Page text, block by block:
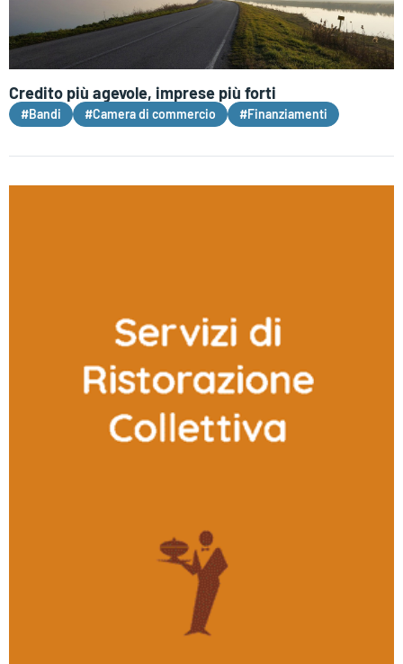
Credito più agevole, imprese più forti
#Bandi #Camera di commercio #Finanziamenti